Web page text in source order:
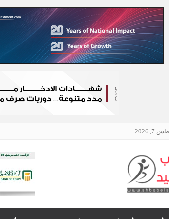
2026
الرئيسية –
چرمين عامر تنضم إلى منظمة G100 التابعة للرابطة النسائية العالمية All Ladies League عن الإعلام الرقمي والتجارة الإلكترونية